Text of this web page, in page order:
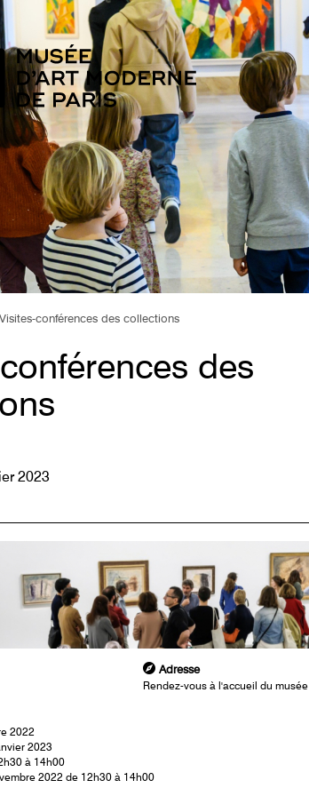
Visites-conférences des collections
des
2023
Adresse
Rendez-vous à l'accueil du musée
2022
2023
à 14h00
2022 de 12h30 à 14h00